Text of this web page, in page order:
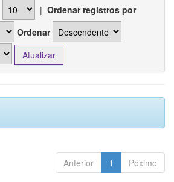
| Ordenar registros por
Ordenar
Anterior 1 Póximo